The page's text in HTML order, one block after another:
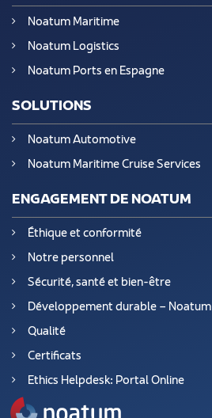
Noatum Maritime
Noatum Logistics
Noatum Ports en Espagne
SOLUTIONS
Noatum Automotive
Noatum Maritime Cruise Services
ENGAGEMENT DE NOATUM
Éthique et conformité
Notre personnel
Sécurité, santé et bien-être
Développement durable – Noatum
Qualité
Certificats
Ethics Helpdesk: Portal Online